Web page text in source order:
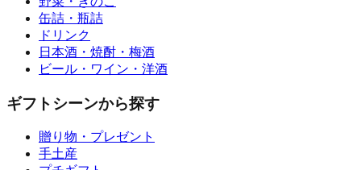
缶詰・瓶詰
ドリンク
日本酒・焼酎・梅酒
ビール・ワイン・洋酒
ギフトシーンから探す
贈り物・プレゼント
手土産